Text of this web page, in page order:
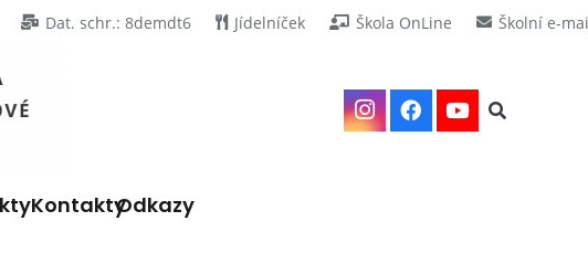
Dat. schr.: 8demdt6 Jídelníček Škola OnLine Školní e-
KontaktyOdkazy